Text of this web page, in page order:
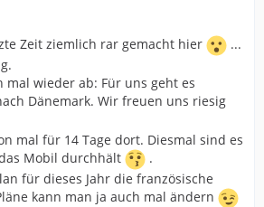
Zeit ziemlich rar gemacht hier
...
mal wieder ab: Für uns geht es
Dänemark. Wir freuen uns riesig
mal für 14 Tage dort. Diesmal sind es
Mobil durchhält
.
für dieses Jahr die französische
kann man ja auch mal ändern